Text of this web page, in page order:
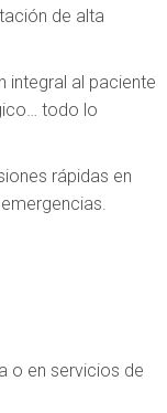
de alta
integral al paciente
todo lo
rápidas en
o en servicios de